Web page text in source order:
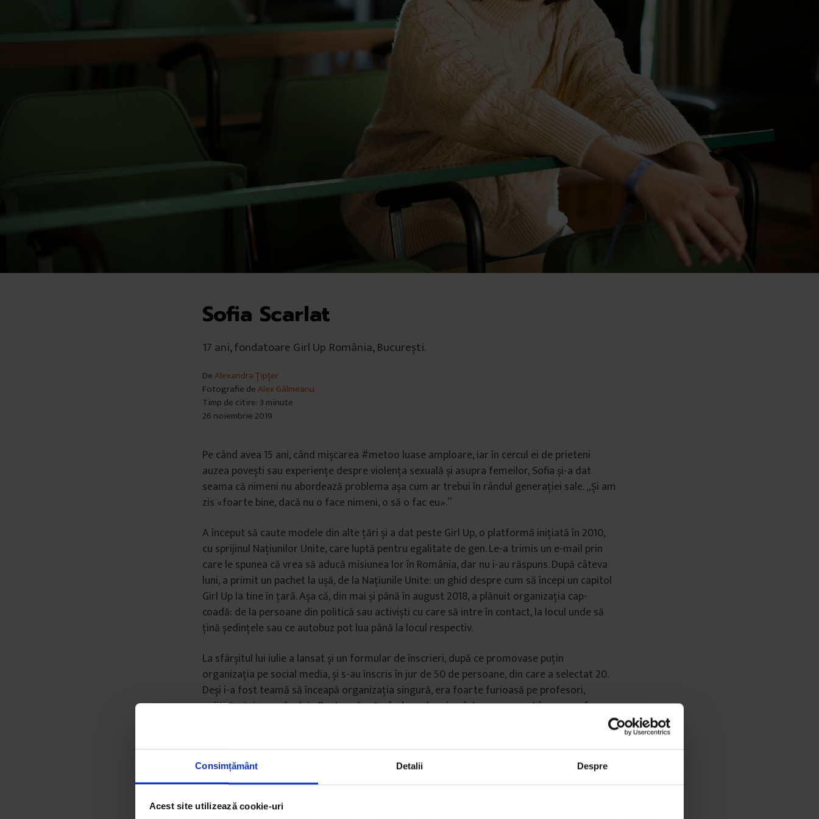
Consimțământ Detalii Despre
Acest site utilizează cookie-uri
Sofia Scarlat
17 ani, fondatoare Girl Up România, București.
DeAlexandra Țipțer
Fotografie deAlex Gâlmeanu
Timp de citire: 3 minute
26 noiembrie 2019
Pe când avea 15 ani, când mișcarea #metoo luase amploare, iar în cercul ei de prieteni
auzea povești sau experiențe despre violența sexuală și asupra femeilor, Sofia și-a dat
seama că nimeni nu abordează problema așa cum ar trebui în rândul generației sale. „Și am
zis «foarte bine, dacă nu o face nimeni, o să o fac eu».”
A început să caute modele din alte țări și a dat peste Girl Up, o platformă inițiată în 2010,
cu sprijinul Națiunilor Unite, care luptă pentru egalitate de gen. Le-a trimis un e-mail prin
care le spunea că vrea să aducă misiunea lor în România, dar nu i-au răspuns. După câteva
luni, a primit un pachet la ușă, de la Națiunile Unite: un ghid despre cum să începi un capitol
Girl Up la tine în țară. Așa că, din mai și până în august 2018, a plănuit organizația cap-
coadă: de la persoane din politică sau activiști cu care să intre în contact, la locul unde să
țină ședințele sau ce autobuz pot lua până la locul respectiv.
La sfârșitul lui iulie a lansat și un formular de înscrieri, după ce promovase puțin
organizația pe social media, și s-au înscris în jur de 50 de persoane, din care a selectat 20.
Deși i-a fost teamă să înceapă organizația singură, era foarte furioasă pe profesori,
politicieni și pe ea însăși. „Pentru că mă gândeam la mine, într-un moment în care ar fi
care au nevoie de o astfel de cauză.”
Din septembrie 2018, de când a înființat organizația, echipa se întâlnește sâmbăta și
discută proiectele pe care le pregătesc: postere cu statistici legate de violența împotriva